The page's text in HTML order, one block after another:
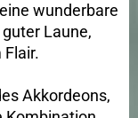
wunderbare
Laune,
Akkordeons,